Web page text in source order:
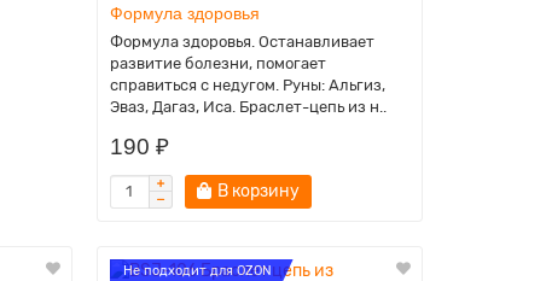
Формула здоровья
Формула здоровья. Останавливает
развитие болезни, помогает
справиться с недугом. Руны: Альгиз,
Эваз, Дагаз, Иса. Браслет-цепь из н..
190 ₽
В корзину
Не подходит для OZON